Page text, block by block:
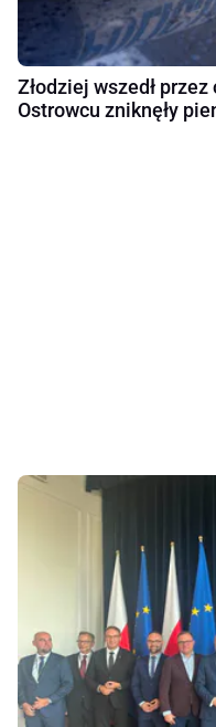
Złodziej wszedł
Ostrowcu zniknęły